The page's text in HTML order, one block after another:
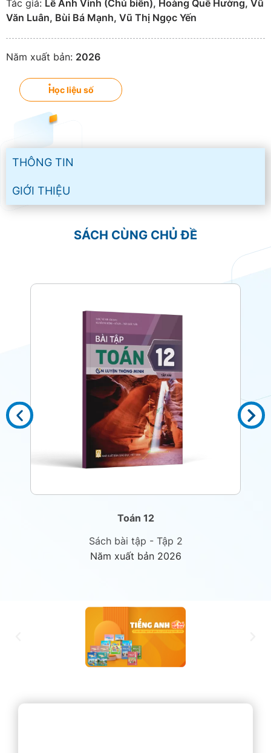
Tác giả: Lê Anh Vinh (Chủ biên), Hoàng Quế Hường, Vũ
Văn Luân, Bùi Bá Mạnh, Vũ Thị Ngọc Yến
Năm xuất bản: 2026
Học liệu số
THÔNG TIN
GIỚI THIỆU
SÁCH CÙNG CHỦ ĐỀ
Toán 12
Sách bài tập - Tập 2
Năm xuất bản 2026